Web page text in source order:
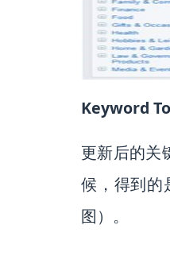
Keyword
更新后的关
候，得到的
图）。